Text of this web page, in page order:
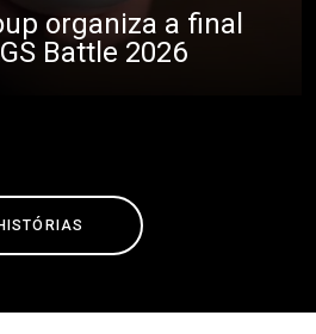
organiza a final
Battle 2026